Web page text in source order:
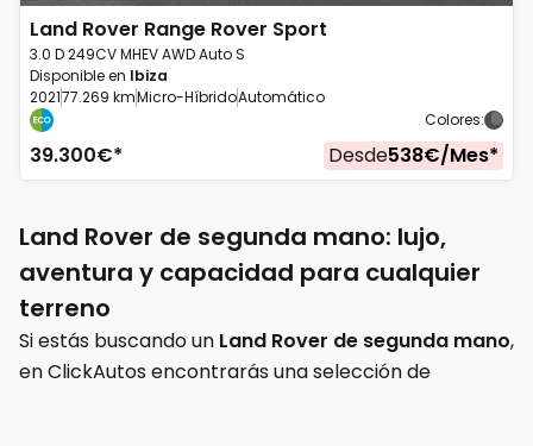
Land Rover Range Rover Sport
3.0 D 249CV MHEV AWD Auto S
Disponible en Ibiza
202177.269 kmMicro-HíbridoAutomático
Colores:
39.300€* Desde538€/Mes*
Land Rover de segunda mano: lujo,
aventura y capacidad para cualquier
terreno
Si estás buscando un Land Rover de segunda mano,
en ClickAutos encontrarás una selección de